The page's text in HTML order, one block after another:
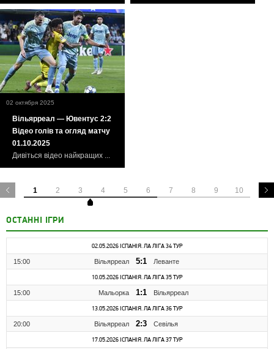
02 октября 2025
Вільярреал — Ювентус 2:2
Відео голів та огляд матчу
01.10.2025
Дивіться відео найкращих ...
1 2 3 4 5 6 7 8 9 10
ОСТАННІ ІГРИ
02.05.2026 ІСПАНІЯ. ЛА ЛІГА 34 ТУР
15:00 Вільярреал 5:1 Леванте
10.05.2026 ІСПАНІЯ. ЛА ЛІГА 35 ТУР
15:00 Мальорка 1:1 Вільярреал
13.05.2026 ІСПАНІЯ. ЛА ЛІГА 36 ТУР
20:00 Вільярреал 2:3 Севілья
17.05.2026 ІСПАНІЯ. ЛА ЛІГА 37 ТУР